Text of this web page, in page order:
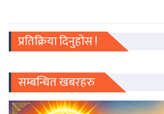
प्रतिक्रिया दिनुहोस !
सम्बन्धित खबरहरु